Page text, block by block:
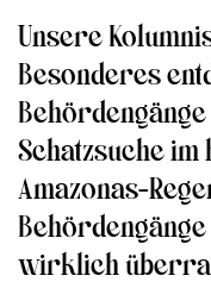
Unsere
Besonderes
Schatzsuche
Amazonas-
wirklich